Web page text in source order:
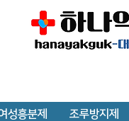
성흥분제 조루방지제